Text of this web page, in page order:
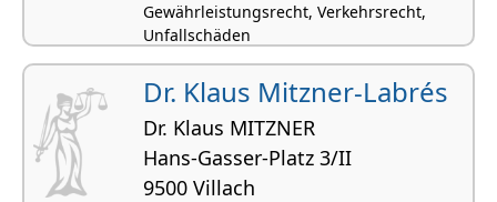
Gewährleistungsrecht, Verkehrsrecht,
Unfallschäden
Dr. Klaus Mitzner-Labrés
Dr. Klaus MITZNER
Hans-Gasser-Platz 3/II
9500 Villach